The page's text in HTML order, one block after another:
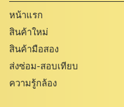
หน้าแรก
สินค้าใหม่
สินค้ามือสอง
ส่งซ่อม-สอบเทียบ
ความรู้กล้อง